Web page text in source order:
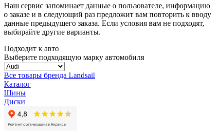
Наш сервис запоминает данные о пользователе, информацию
о заказе и в следующий раз предложит вам повторить к вводу
данные предыдущего заказа. Если условия вам не подходят,
выбирайте другие варианты.
Подходит к авто
Выберите подходящую марку автомобиля
Все товары бренда Landsail
Каталог
Шины
Диски